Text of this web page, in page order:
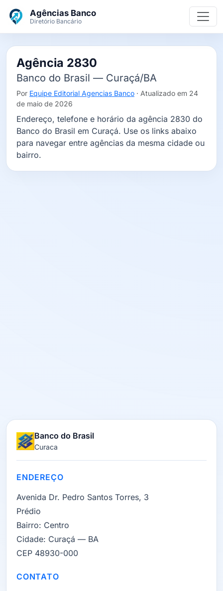
Agências Banco
Diretório Bancário
Agência 2830
Banco do Brasil — Curaçá/BA
Por Equipe Editorial Agencias Banco · Atualizado em 24
de maio de 2026
Endereço, telefone e horário da agência 2830 do
Banco do Brasil em Curaçá. Use os links abaixo
para navegar entre agências da mesma cidade ou
bairro.
Banco do Brasil
Curaca
ENDEREÇO
Avenida Dr. Pedro Santos Torres, 3
Prédio
Bairro: Centro
Cidade: Curaçá — BA
CEP 48930-000
CONTATO